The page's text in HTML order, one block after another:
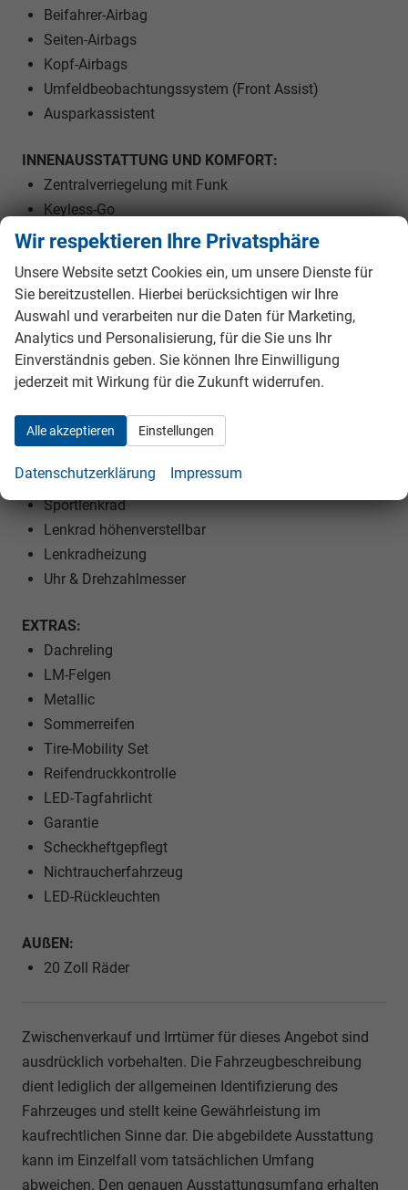
Beifahrer-Airbag
Seiten-Airbags
Kopf-Airbags
Umfeldbeobachtungssystem (Front Assist)
Ausparkassistent
INNENAUSSTATTUNG UND KOMFORT:
Zentralverriegelung mit Funk
Keyless-Go
Außenspiegel elektrisch verstellbar
Außenspiegel elektrisch anklappbar
Elektrische Fensterheber vorne und hinten
Ambiente-Beleuchtung
Vordersitze höhenverstellbar
Lendenwirbelstütze Fahrer und Beifahrer
ISOFIX am Beifahrersitz
Rücksitzbank teilbar
Sportlenkrad
Lenkrad höhenverstellbar
Lenkradheizung
Uhr & Drehzahlmesser
EXTRAS:
Dachreling
LM-Felgen
Metallic
Sommerreifen
Tire-Mobility Set
Reifendruckkontrolle
LED-Tagfahrlicht
Garantie
Scheckheftgepflegt
Nichtraucherfahrzeug
LED-Rückleuchten
AUßEN:
20 Zoll Räder
Zwischenverkauf und Irrtümer für dieses Angebot sind
ausdrücklich vorbehalten. Die Fahrzeugbeschreibung
dient lediglich der allgemeinen Identifizierung des
Fahrzeuges und stellt keine Gewährleistung im
kaufrechtlichen Sinne dar. Die abgebildete Ausstattung
kann im Einzelfall vom tatsächlichen Umfang
abweichen. Den genauen Ausstattungsumfang erhalten
Wir respektieren Ihre Privatsphäre
Unsere Website setzt Cookies ein, um unsere Dienste für
Sie bereitzustellen. Hierbei berücksichtigen wir Ihre
Auswahl und verarbeiten nur die Daten für Marketing,
Analytics und Personalisierung, für die Sie uns Ihr
Einverständnis geben. Sie können Ihre Einwilligung
jederzeit mit Wirkung für die Zukunft widerrufen.
Alle akzeptieren Einstellungen
Datenschutzerklärung Impressum